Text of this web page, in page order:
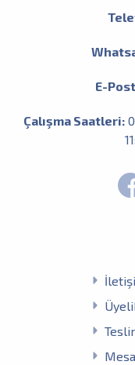
E-
Çalışma Saatleri: